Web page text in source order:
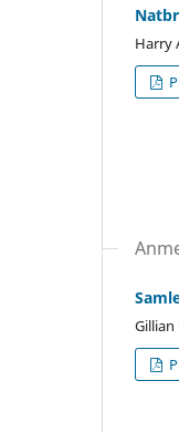
Harry
Gillian